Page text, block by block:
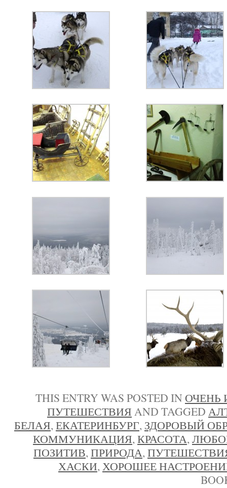
THIS ENTRY WAS POSTED IN ОЧЕНЬ
ПУТЕШЕСТВИЯ AND TAGGED
БЕЛАЯ,ЕКАТЕРИНБУРГ, ЗДОРОВЫЙ
КОММУНИКАЦИЯ,КРАСОТА,
ПОЗИТИВ,ПРИРОДА,
ХАСКИ,ХОРОШЕЕ